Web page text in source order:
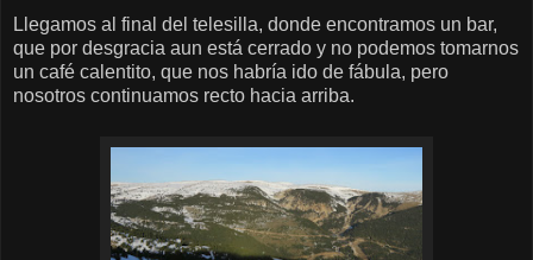
Llegamos al final del telesilla, donde encontramos un bar,
que por desgracia aun está cerrado y no podemos tomarnos
un café calentito, que nos habría ido de fábula, pero
nosotros continuamos recto hacia arriba.